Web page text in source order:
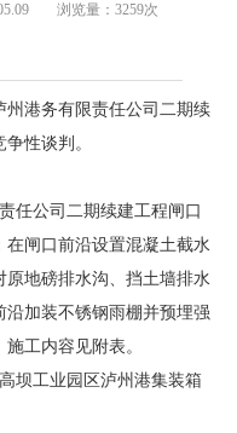
浏览量：3259次
港务有限责任公司二期续
性谈判。
任公司二期续建工程闸口
闸口前沿设置混凝土截水
地磅排水沟、挡土墙排水
加装不锈钢雨棚并预埋强
工内容见附表。
坝工业园区泸州港集装箱